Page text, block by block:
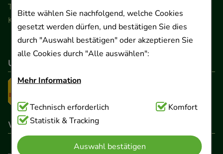
Bitte wählen Sie nachfolgend, welche Cookies
gesetzt werden dürfen, und bestätigen Sie dies
durch "Auswahl bestätigen" oder akzeptieren Sie
alle Cookies durch "Alle auswählen":
Mehr Information
Technisch Notwendig:Hierbei handelt es sich um
Cookies, die für die Grundfunktionen unserer
Website notwendig sind (z.B. Navigation,
Warenkorb, Kundenkonto), weshalb auf diese nicht
Technisch erforderlich
Komfort
Statistik & Tracking
Auswahl bestätigen
Telefon 0511 89 71 80 0 · Fax 0511 89 71 80 11
Kontaktformular
Unser Versanddienstleister
Wir sind hier gelistet